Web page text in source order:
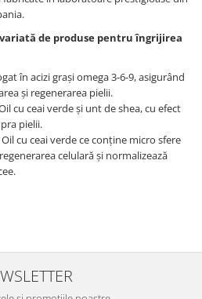
variată de produse pentru îngrijirea
în acizi grași omega 3-6-9, asigurând
și regenerarea pielii.
cu ceai verde și unt de shea, cu efect
pielii.
cu ceai verde ce conține micro sfere
celulară și normalizează